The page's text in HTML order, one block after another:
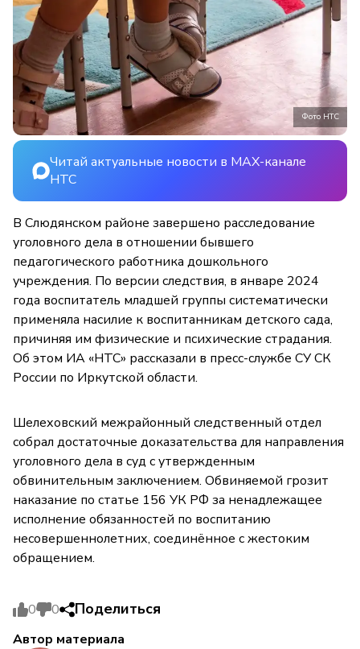
Фото НТС
Читай актуальные новости в MAX-канале
НТС
В Слюдянском районе завершено расследование
уголовного дела в отношении бывшего
педагогического работника дошкольного
учреждения. По версии следствия, в январе 2024
года воспитатель младшей группы систематически
применяла насилие к воспитанникам детского сада,
причиняя им физические и психические страдания.
Об этом ИА «НТС» рассказали в пресс-службе СУ СК
России по Иркутской области.
Шелеховский межрайонный следственный отдел
собрал достаточные доказательства для направления
уголовного дела в суд с утвержденным
обвинительным заключением. Обвиняемой грозит
наказание по статье 156 УК РФ за ненадлежащее
исполнение обязанностей по воспитанию
несовершеннолетних, соединённое с жестоким
обращением.
0 0 Поделиться
Автор материала